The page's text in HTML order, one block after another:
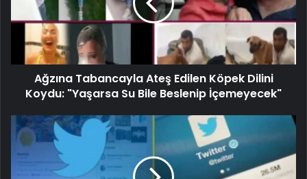
Ağzına Tabancayla Ateş Edilen Köpek Dilini
Koydu: "Yaşarsa Su Bile Beslenip İçemeyecek"